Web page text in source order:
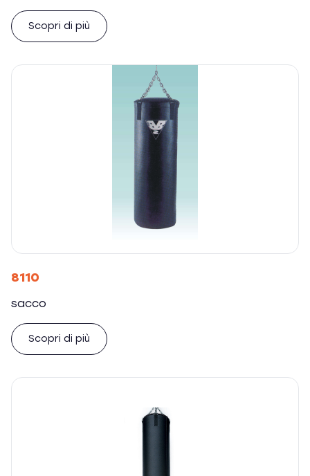
Scopri di più
8110
sacco
Scopri di più